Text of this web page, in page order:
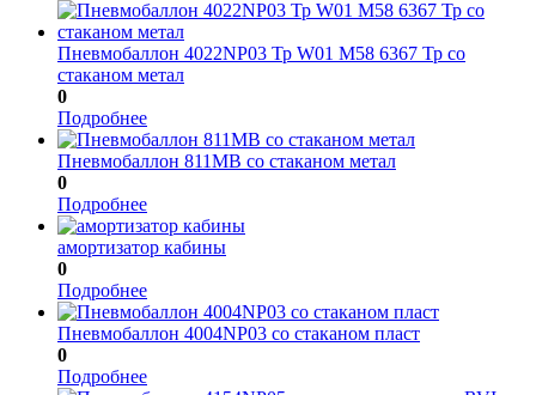
Пневмобаллон 4022NP03 Тр W01 M58 6367 Тр со
стаканом метал
0
Подробнее
Пневмобаллон 811MВ со стаканом метал
0
Подробнее
амортизатор кабины
0
Подробнее
Пневмобаллон 4004NP03 со стаканом пласт
0
Подробнее